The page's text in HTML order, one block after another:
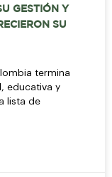
GESTIÓN Y
SU
termina
educativa y
lista de